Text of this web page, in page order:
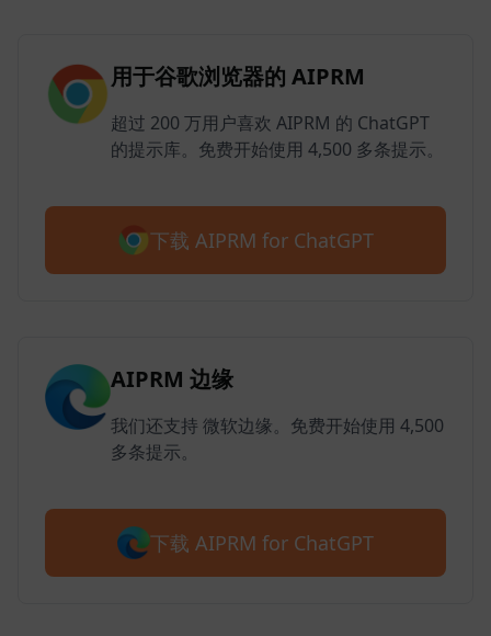
用于谷歌浏览器的 AIPRM
超过 200 万用户喜欢 AIPRM 的 ChatGPT
的提示库。免费开始使用 4,500 多条提示。
下载 AIPRM for ChatGPT
AIPRM 边缘
我们还支持 微软边缘。免费开始使用 4,500
多条提示。
下载 AIPRM for ChatGPT